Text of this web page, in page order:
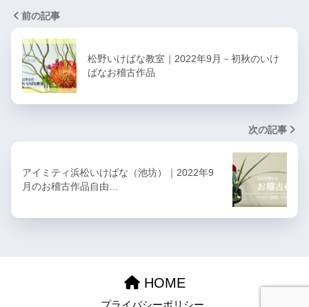
前の記事
松野いけばな教室｜2022年9月－初秋のいけ
ばなお稽古作品
次の記事
アイミティ浜松いけばな（池坊）｜2022年9
月のお稽古作品自由…
HOME